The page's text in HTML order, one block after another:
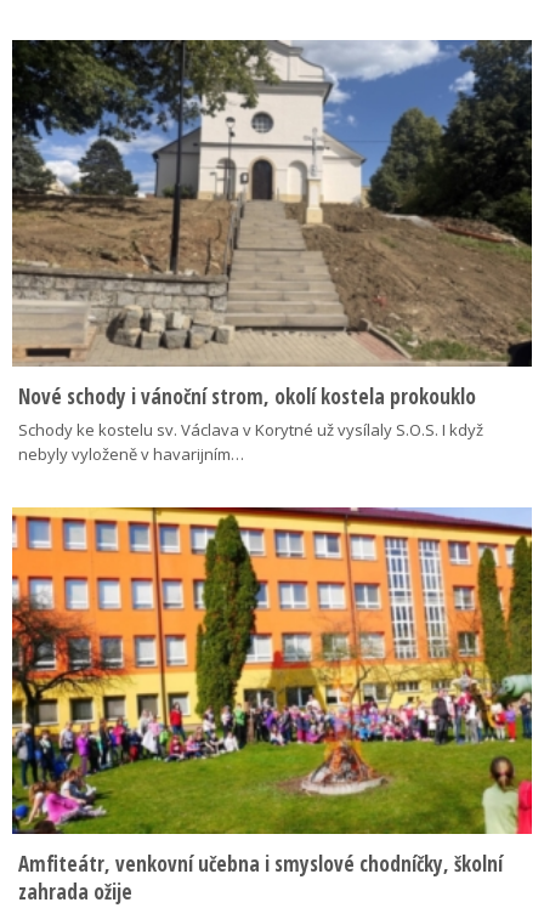
Nové schody i vánoční strom, okolí kostela prokouklo
Schody ke kostelu sv. Václava v Korytné už vysílaly S.O.S. I když
nebyly vyloženě v havarijním…
Amfiteátr, venkovní učebna i smyslové chodníčky, školní
zahrada ožije